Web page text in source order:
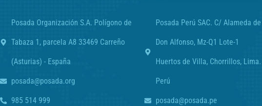
Posada Organización S.A. Polígono de
Tabaza 1, parcela A8 33469 Carreño
(Asturias) - España
posada@posada.org
985 514 999
Posada Perú SAC. C/ Alameda de
Don Alfonso, Mz-Q1 Lote-1
Huertos de Villa, Chorrillos, Lima.
Perú
posada@posada.pe